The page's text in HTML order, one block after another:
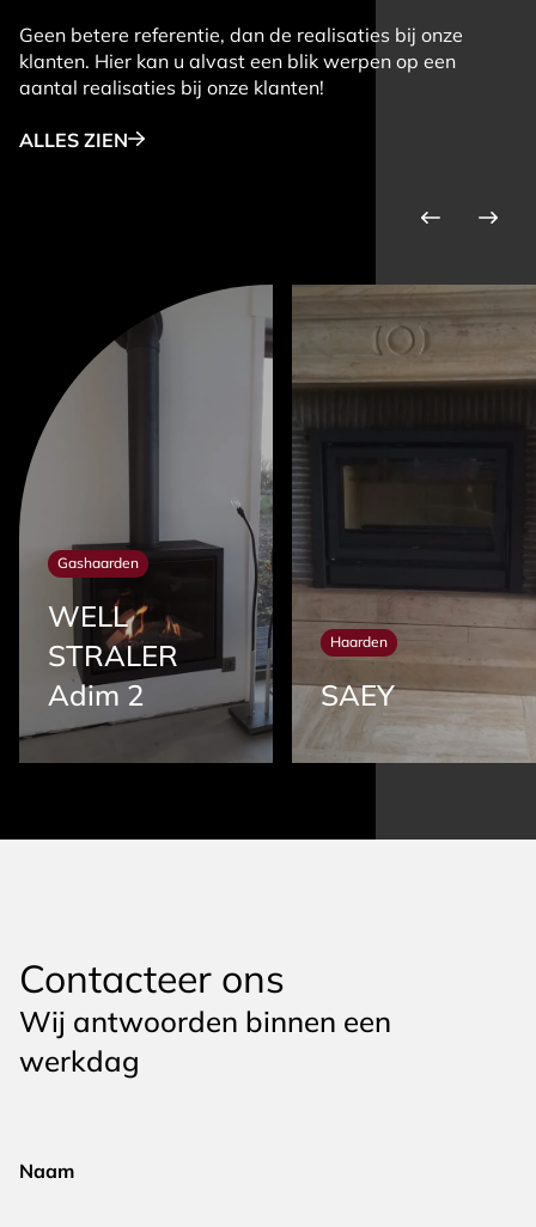
Geen betere referentie, dan de realisaties bij onze
klanten. Hier kan u alvast een blik werpen op een
aantal realisaties bij onze klanten!
ALLES ZIEN
Gashaarden
WELL
STRALER
Adim 2
Haarden
SAEY
Contacteer ons
Wij antwoorden binnen een
werkdag
Naam